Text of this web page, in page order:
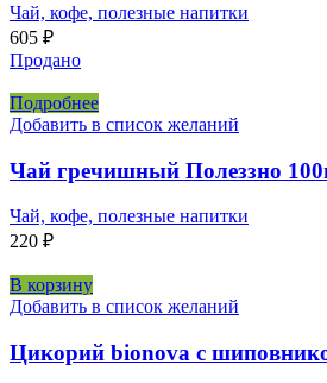
Чай, кофе, полезные напитки
605 ₽
Продано
Подробнее
Добавить в список желаний
Чай гречишный Полеззно
Чай, кофе, полезные напитки
220 ₽
В корзину
Добавить в список желаний
Цикорий bionova с